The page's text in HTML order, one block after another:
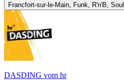
Francfort-sur-le-Main, Funk, R'n'B, Soul
DASDING vom hr